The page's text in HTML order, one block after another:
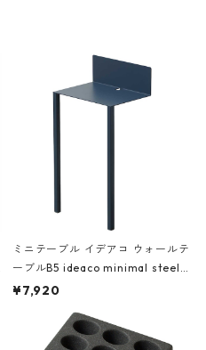
ミニテーブル イデアコ ウォールテ
ーブルB5 ideaco minimal steel f
urniture WALL Table B5 ネイビー
¥7,920